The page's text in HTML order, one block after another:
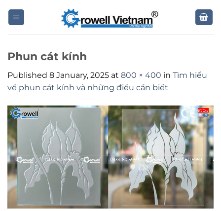
Phun cát kính
Published 8 January, 2025 at 800 × 400 in Tìm hiểu
về phun cát kính và những điều cần biết